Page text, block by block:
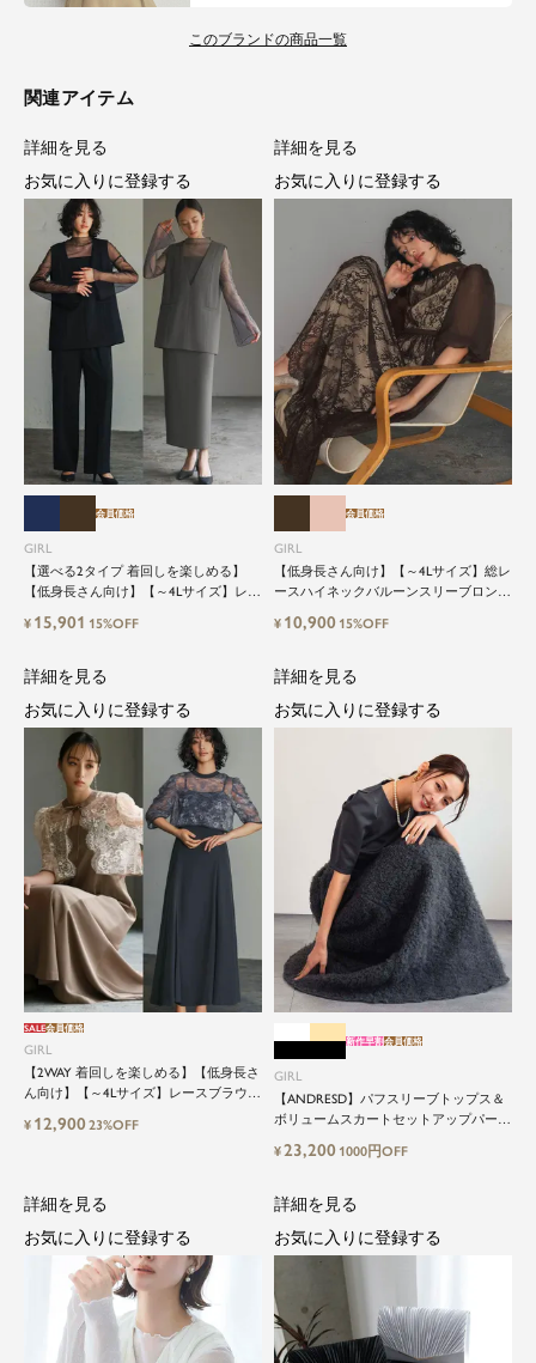
このブランドの商品一覧
関連アイテム
GIRL
【選べる2タイプ 着回しを楽しめる】
【低身長さん向け】【～4Lサイズ】レイ
カートorワイドパンツセットアップロン
ティードレス
会員価格
¥ 15,901 15%OFF
詳細を見る
お気に入りに登録する
GIRL
【低身長さん向け】【～4Lサイズ】総レ
ースハイネックバルーンスリーブロング
会員価格
¥ 10,900 15%OFF
詳細を見る
お気に入りに登録する
GIRL
【2WAY 着回しを楽しめる】【低身長さ
ん向け】【～4Lサイズ】レースブラウス
ング結婚式ワンピース
SALE会員価格
¥ 12,90023%OFF
詳細を見る
お気に入りに登録する
GIRL
【ANDRESD】パフスリーブトップス＆
ボリュームスカートセットアップパーテ
新作早割会員価格
¥23,200 1000円OFF
詳細を見る
お気に入りに登録する
詳細を見る
お気に入りに登録する
詳細を見る
お気に入りに登録する